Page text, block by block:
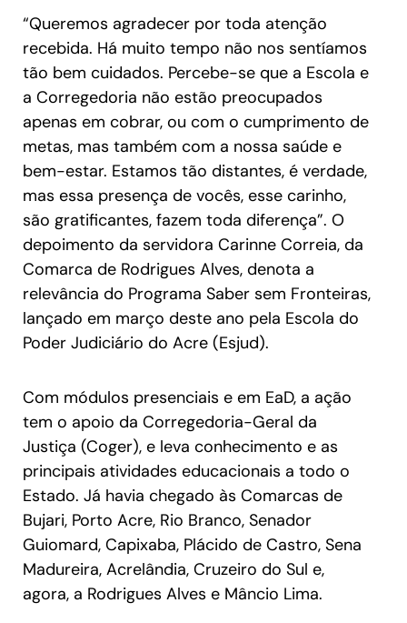
“Queremos agradecer por toda atenção
recebida. Há muito tempo não nos sentíamos
tão bem cuidados. Percebe-se que a Escola e
a Corregedoria não estão preocupados
apenas em cobrar, ou com o cumprimento de
metas, mas também com a nossa saúde e
bem-estar. Estamos tão distantes, é verdade,
mas essa presença de vocês, esse carinho,
são gratificantes, fazem toda diferença”. O
depoimento da servidora Carinne Correia, da
Comarca de Rodrigues Alves, denota a
relevância do Programa Saber sem Fronteiras,
lançado em março deste ano pela Escola do
Poder Judiciário do Acre (Esjud).
Com módulos presenciais e em EaD, a ação
tem o apoio da Corregedoria-Geral da
Justiça (Coger), e leva conhecimento e as
principais atividades educacionais a todo o
Estado. Já havia chegado às Comarcas de
Bujari, Porto Acre, Rio Branco, Senador
Guiomard, Capixaba, Plácido de Castro, Sena
Madureira, Acrelândia, Cruzeiro do Sul e,
agora, a Rodrigues Alves e Mâncio Lima.